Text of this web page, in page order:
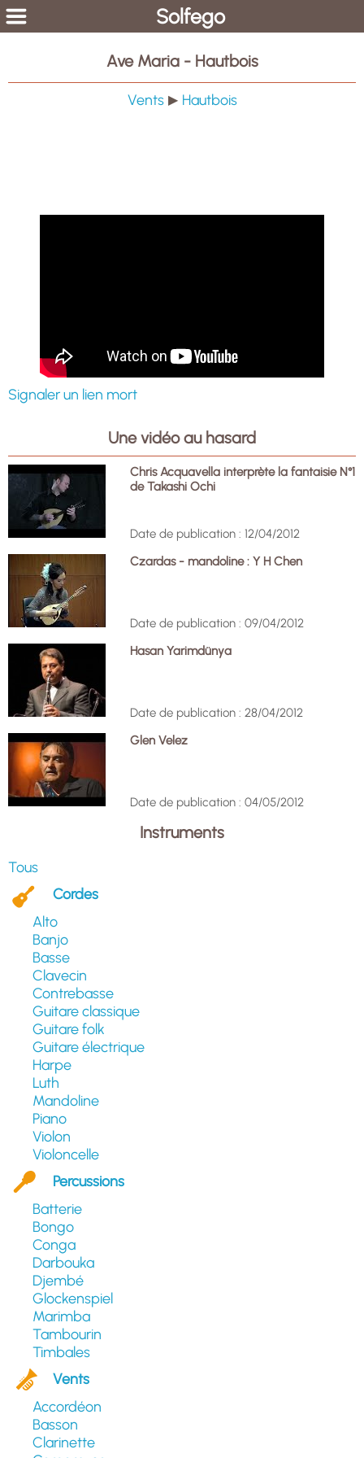
Solfego
Instruments
Tous
Cordes
Alto
Banjo
Basse
Clavecin
Contrebasse
Guitare classique
Guitare folk
Guitare électrique
Harpe
Luth
Mandoline
Piano
Violon
Violoncelle
Percussions
Batterie
Bongo
Conga
Darbouka
Djembé
Glockenspiel
Marimba
Tambourin
Timbales
Vents
Accordéon
Basson
Clarinette
Ave Maria - Hautbois
Vents ▶ Hautbois
Signaler un lien mort
Une vidéo au hasard
Chris Acquavella interprète la fantaisie N°1
de Takashi Ochi
Date de publication : 12/04/2012
Czardas - mandoline : Y H Chen
Date de publication : 09/04/2012
Hasan Yarimdünya
Date de publication : 28/04/2012
Glen Velez
Date de publication : 04/05/2012